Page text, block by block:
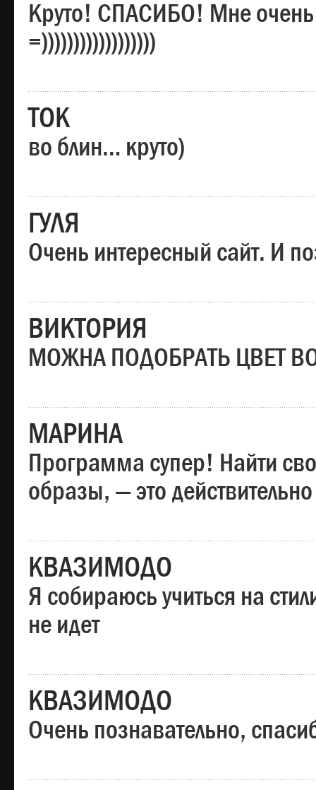
Круто! СПАСИБО! Мне
=))))))))))))))))))
ТОК
во блин… круто)
ГУЛЯ
Очень интересный сайт. И
ВИКТОРИЯ
МОЖНА ПОДОБРАТЬ ЦВЕТ
МАРИНА
Программа супер! Найти
образы, — это
КВАЗИМОДО
Я собираюсь учиться на
не идет
КВАЗИМОДО
Очень познавательно,